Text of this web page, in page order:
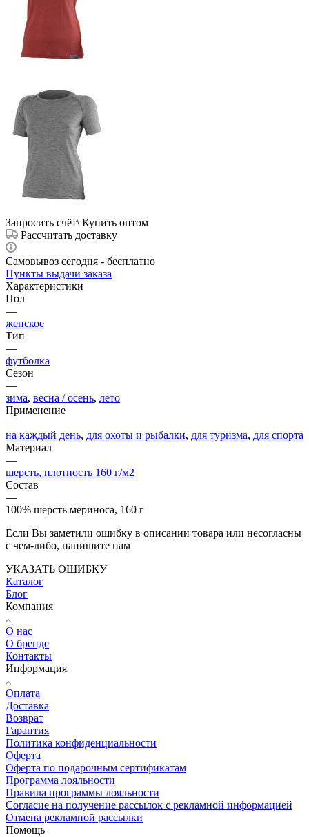
Запросить счёт\ Купить оптом
Рассчитать доставку
Самовывоз сегодня - бесплатно
Пункты выдачи заказа
Характеристики
Пол
—
женское
Тип
—
футболка
Сезон
—
зима, весна / осень, лето
Применение
—
на каждый день, для охоты и рыбалки, для туризма, для спорта
Материал
—
шерсть, плотность 160 г/м2
Состав
—
100% шерсть мериноса, 160 г
Если Вы заметили ошибку в описании товара или несогласны
с чем-либо, напишите нам
УКАЗАТЬ ОШИБКУ
Каталог
Блог
Компания
О нас
О бренде
Контакты
Информация
Оплата
Доставка
Возврат
Гарантия
Политика конфиденциальности
Оферта
Оферта по подарочным сертификатам
Программа лояльности
Правила программы лояльности
Согласие на получение рассылок с рекламной информацией
Отмена рекламной рассылки
Помощь